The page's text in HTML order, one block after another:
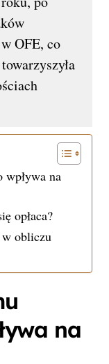
OFE, co
wpływa na
opłaca?
w obliczu
na